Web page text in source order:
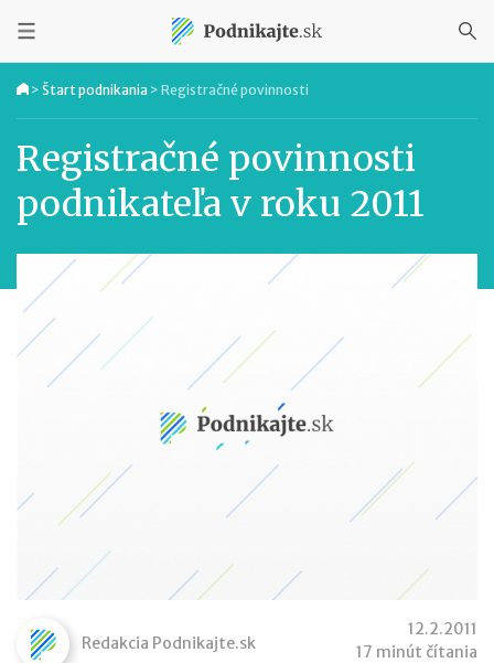
> Štart podnikania > Registračné povinnosti
Registračné povinnosti
podnikateľa v roku 2011
Redakcia Podnikajte.sk
12.2.2011
17 minút čítania